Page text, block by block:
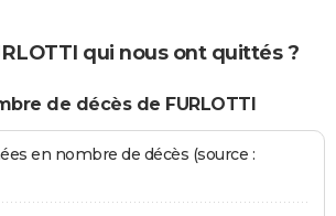
qui nous ont quittés ?
de décès de FURLOTTI
en nombre de décès (source :